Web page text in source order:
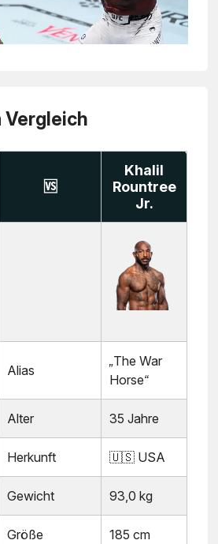
Vergleich
🆚
Khalil
Rountree
Jr.
Alias
„The War
Horse“
Alter 35 Jahre
Herkunft 🇺🇸 USA
Gewicht 93,0 kg
Größe 185 cm